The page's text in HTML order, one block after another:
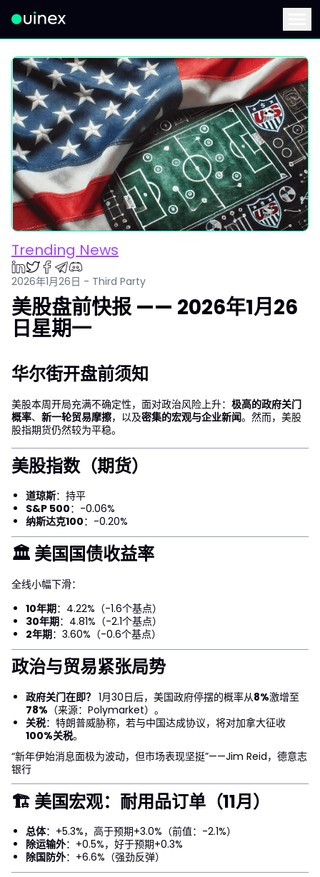
Trending News
2026年1月26日 - Third Party
美股盘前快报 —— 2026年1月26
日星期一
华尔街开盘前须知
美股本周开局充满不确定性，面对政治风险上升： 极高的政府关门
概率、 新一轮贸易摩擦，以及密集的宏观与企业新闻。然而，美股
股指期货仍然较为平稳。
美股指数（期货）
道琼斯：持平
S&P 500：-0.06%
纳斯达克100：-0.20%
🏛 美国国债收益率
全线小幅下滑：
10年期：4.22%（-1.6个基点）
30年期：4.81%（-2.1个基点）
2年期：3.60%（-0.6个基点）
政治与贸易紧张局势
政府关门在即？ 1月30日后，美国政府停摆的概率从8%激增至
78% （来源：Polymarket）。
关税：特朗普威胁称，若与中国达成协议，将对加拿大征收
100%关税。
“新年伊始消息面极为波动，但市场表现坚挺”——Jim Reid，德意志
银行
🏗 美国宏观：耐用品订单（11月）
总体：+5.3%，高于预期+3.0%（前值：-2.1%）
除运输外：+0.5%，好于预期+0.3%
除国防外：+6.6%（强劲反弹）